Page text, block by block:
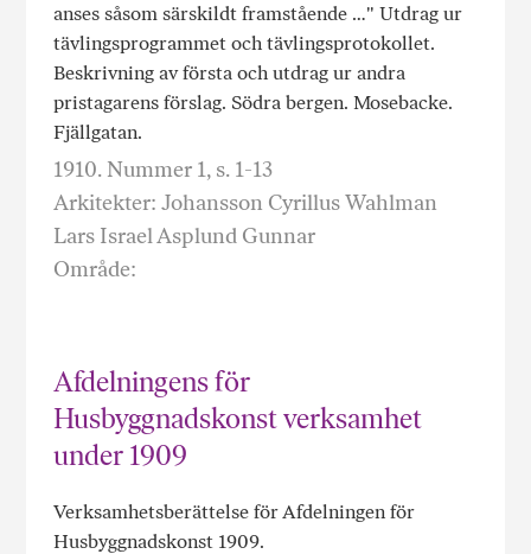
anses såsom särskildt framstående …" Utdrag ur
tävlingsprogrammet och tävlingsprotokollet.
Beskrivning av första och utdrag ur andra
pristagarens förslag. Södra bergen. Mosebacke.
Fjällgatan.
1910. Nummer 1, s. 1-13
Arkitekter: Johansson Cyrillus Wahlman
Lars Israel Asplund Gunnar
Område:
Afdelningens för
Husbyggnadskonst verksamhet
under 1909
Verksamhetsberättelse för Afdelningen för
Husbyggnadskonst 1909.